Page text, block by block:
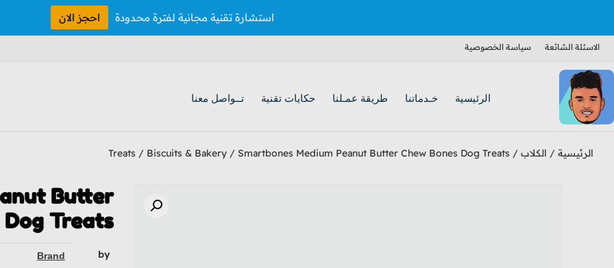
الاسئلة الشائعة سياسة الخصوصية
الرئيسية خـدماتنا طريقة عمـلنا حكايات تقنية تــواصل معنا
الرئيسية / الكلاب /
Treats / Biscuits & Bakery / Smartbones Medium Peanut Butter Chew Bones Dog Treats
Butter
Dog Treats
by
Brand
استشارة تقنية مجانية لفترة محدودة احجز الان